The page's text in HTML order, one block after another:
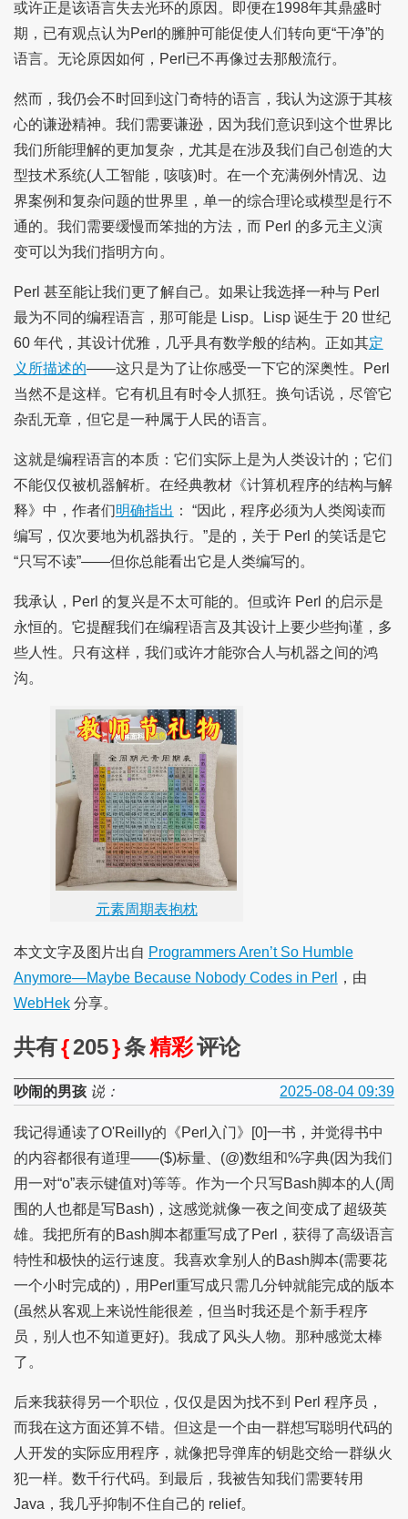
或许正是该语言失去光环的原因。即便在1998年其鼎盛时
期，已有观点认为Perl的臃肿可能促使人们转向更“干净”的
语言。无论原因如何，Perl已不再像过去那般流行。
然而，我仍会不时回到这门奇特的语言，我认为这源于其核
心的谦逊精神。我们需要谦逊，因为我们意识到这个世界比
我们所能理解的更加复杂，尤其是在涉及我们自己创造的大
型技术系统(人工智能，咳咳)时。在一个充满例外情况、边
界案例和复杂问题的世界里，单一的综合理论或模型是行不
通的。我们需要缓慢而笨拙的方法，而 Perl 的多元主义演
变可以为我们指明方向。
Perl 甚至能让我们更了解自己。如果让我选择一种与 Perl
最为不同的编程语言，那可能是 Lisp。Lisp 诞生于 20 世纪
60 年代，其设计优雅，几乎具有数学般的结构。正如其定
义所描述的——这只是为了让你感受一下它的深奥性。Perl
当然不是这样。它有机且有时令人抓狂。换句话说，尽管它
杂乱无章，但它是一种属于人民的语言。
这就是编程语言的本质：它们实际上是为人类设计的；它们
不能仅仅被机器解析。在经典教材《计算机程序的结构与解
释》中，作者们明确指出 ： “因此，程序必须为人类阅读而
编写，仅次要地为机器执行。”是的，关于 Perl 的笑话是它
“只写不读”——但你总能看出它是人类编写的。
我承认，Perl 的复兴是不太可能的。但或许 Perl 的启示是
永恒的。它提醒我们在编程语言及其设计上要少些拘谨，多
些人性。只有这样，我们或许才能弥合人与机器之间的鸿
沟。
元素周期表抱枕
本文文字及图片出自 Programmers Aren’t So Humble
Anymore—Maybe Because Nobody Codes in Perl
，由
WebHek分享。
共有{205}条精彩评论
吵闹的男孩说： 2025-08-04 09:39
我记得通读了O'Reilly的《Perl入门》[0]一书，并觉得书中
的内容都很有道理——($)标量、(@)数组和%字典(因为我们
用一对“o”表示键值对)等等。作为一个只写Bash脚本的人(周
围的人也都是写Bash)，这感觉就像一夜之间变成了超级英
雄。我把所有的Bash脚本都重写成了Perl，获得了高级语言
特性和极快的运行速度。我喜欢拿别人的Bash脚本(需要花
一个小时完成的)，用Perl重写成只需几分钟就能完成的版本
(虽然从客观上来说性能很差，但当时我还是个新手程序
员，别人也不知道更好)。我成了风头人物。那种感觉太棒
了。
后来我获得另一个职位，仅仅是因为找不到 Perl 程序员，
而我在这方面还算不错。但这是一个由一群想写聪明代码的
人开发的实际应用程序，就像把导弹库的钥匙交给一群纵火
犯一样。数千行代码。到最后，我被告知我们需要转用
Java，我几乎抑制不住自己的 relief。